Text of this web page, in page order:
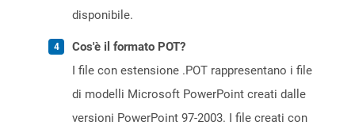
disponibile.
Cos'è il formato POT?
I file con estensione .POT rappresentano i file
di modelli Microsoft PowerPoint creati dalle
versioni PowerPoint 97-2003. I file creati con